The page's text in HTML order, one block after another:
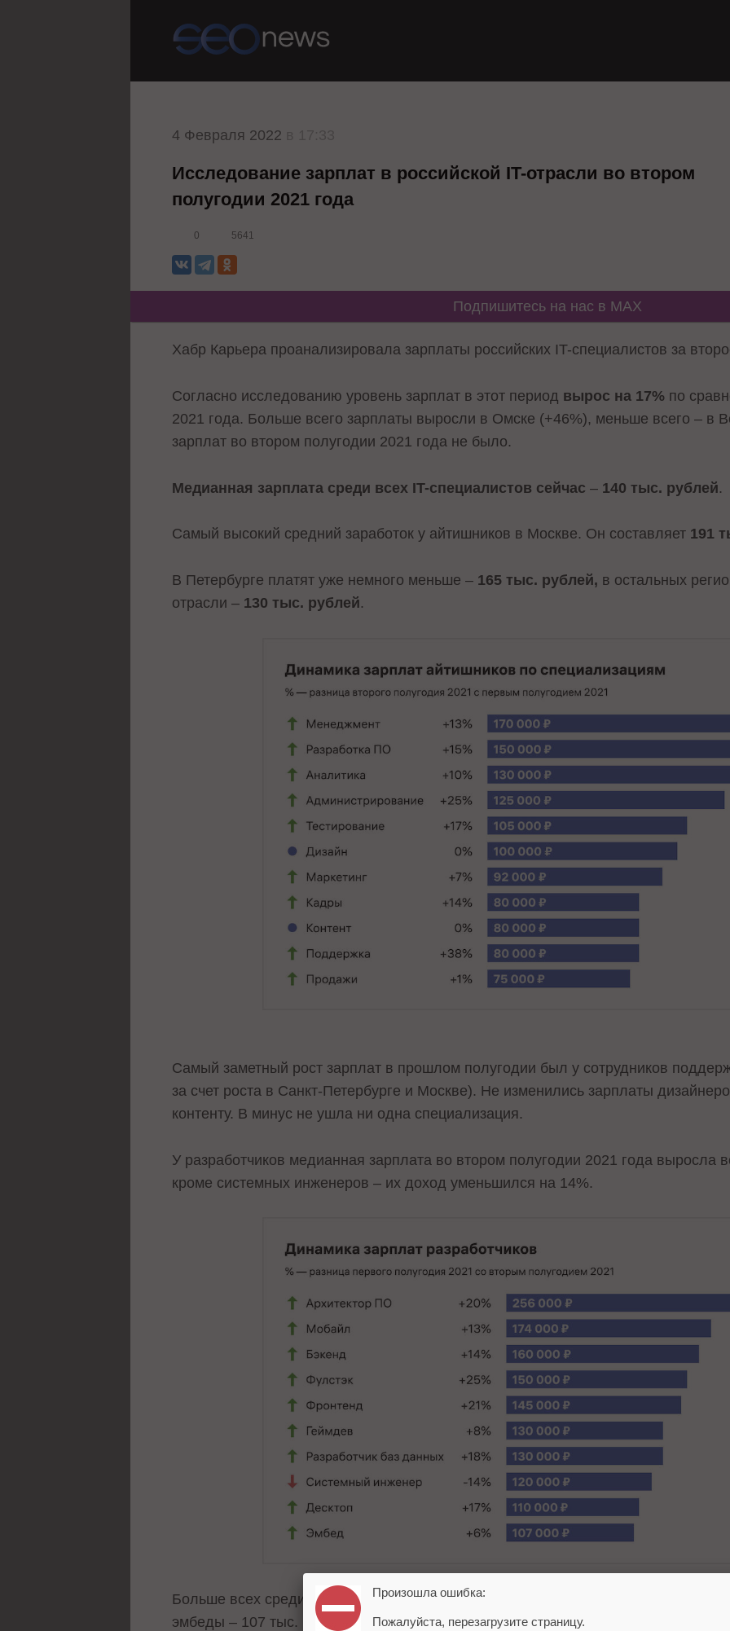
4 Февраля 2022
Исследование зарплат в российской IT-отрасли во втором
полугодии 2021 года
0 5641
Подпишитесь на нас в MAX
Хабр Карьера проанализировала зарплаты российских IT-специалистов за
Согласно исследованию уровень зарплат в этот период вырос на 17% по
2021 года. Больше всего зарплаты выросли в Омске (+46%), меньше всего – в
зарплат во втором полугодии 2021 года не было.
Медианная зарплата среди всех IT-специалистов сейчас – 140 тыс. рублей.
Самый высокий средний заработок у айтишников в Москве. Он составляет 191
В Петербурге платят уже немного меньше – 165 тыс. рублей, в остальных
отрасли – 130 тыс. рублей.
Самый заметный рост зарплат в прошлом полугодии был у сотрудников
за счет роста в Санкт-Петербурге и Москве). Не изменились зарплаты
контенту. В минус не ушла ни одна специализация.
У разработчиков медианная зарплата во втором полугодии 2021 года выросла
кроме системных инженеров – их доход уменьшился на 14%.
Больше всех среди разработчиков зарабатывают архитекторы ПО – 256 тыс.
эмбеды – 107 тыс. рублей.
Произошла ошибка:
Пожалуйста, перезагрузите страницу.